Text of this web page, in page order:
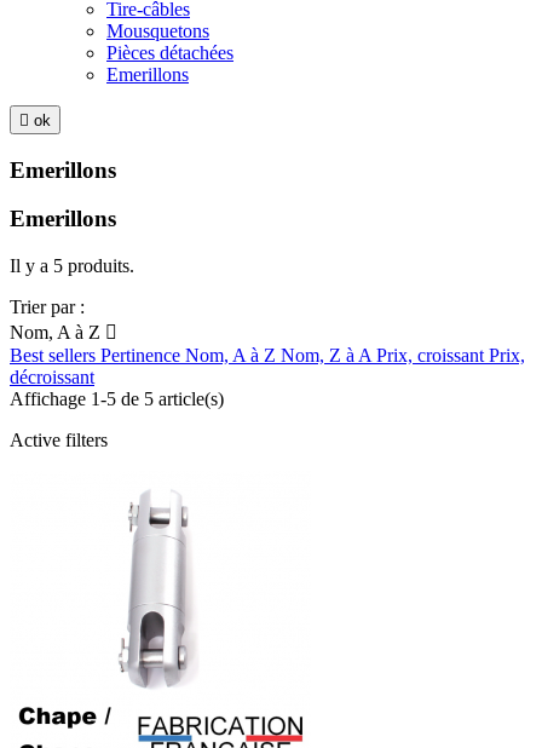
Tire-câbles
Mousquetons
Pièces détachées
Emerillons
 ok
Emerillons
Emerillons
Il y a 5 produits.
Trier par :
Nom, A à Z 
Best sellers Pertinence Nom, A à Z Nom, Z à A Prix, croissant Prix,
décroissant
Affichage 1-5 de 5 article(s)
Active filters